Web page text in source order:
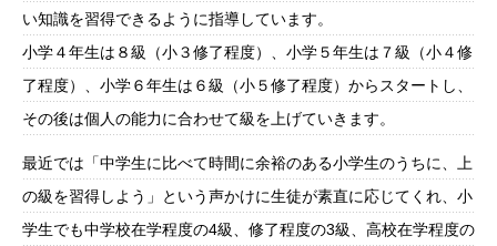
い知識を習得できるように指導しています。
小学４年生は８級（小３修了程度）、小学５年生は７級（小４修
了程度）、小学６年生は６級（小５修了程度）からスタートし、
その後は個人の能力に合わせて級を上げていきます。
最近では「中学生に比べて時間に余裕のある小学生のうちに、上
の級を習得しよう」という声かけに生徒が素直に応じてくれ、小
学生でも中学校在学程度の4級、修了程度の3級、高校在学程度の